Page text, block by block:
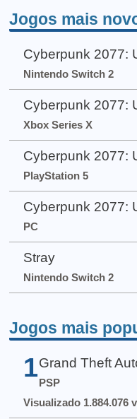
Jogos mais
Cyberpunk 2077:
Nintendo Switch 2
Cyberpunk 2077:
Xbox Series X
Cyberpunk 2077:
PlayStation 5
Cyberpunk 2077:
PC
Stray
Nintendo Switch 2
Jogos mais
1 Grand Theft
PSP
Visualizado 1.884.076